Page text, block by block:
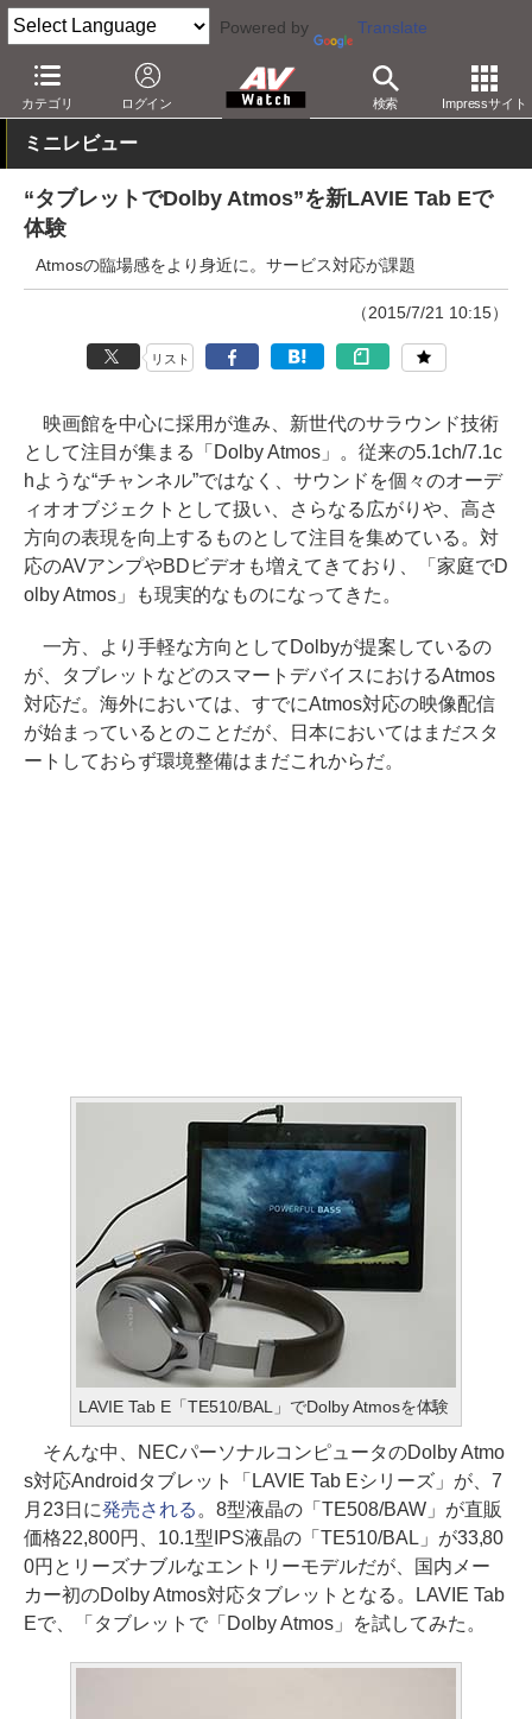
Powered by Translate
カテゴリ ログイン 検索 Impressサイト
AV Watch 動向 技術・デバイス
ミニレビュー
“タブレットでDolby Atmos”を新LAVIE Tab Eで
体験
Atmosの臨場感をより身近に。サービス対応が課題
（2015/7/21 10:15）
リスト
映画館を中心に採用が進み、新世代のサラウンド技術
として注目が集まる「Dolby Atmos」。従来の5.1ch/7.1c
hような“チャンネル”ではなく、サウンドを個々のオーデ
ィオオブジェクトとして扱い、さらなる広がりや、高さ
方向の表現を向上するものとして注目を集めている。対
応のAVアンプやBDビデオも増えてきており、「家庭でD
olby Atmos」も現実的なものになってきた。
一方、より手軽な方向としてDolbyが提案しているの
が、タブレットなどのスマートデバイスにおけるAtmos
対応だ。海外においては、すでにAtmos対応の映像配信
が始まっているとのことだが、日本においてはまだスタ
ートしておらず環境整備はまだこれからだ。
LAVIE Tab E「TE510/BAL」でDolby Atmosを体験
そんな中、NECパーソナルコンピュータのDolby Atmo
s対応Androidタブレット「LAVIE Tab Eシリーズ」が、7
月23日に発売される 。8型液晶の「TE508/BAW」が直販
価格22,800円、10.1型IPS液晶の「TE510/BAL」が33,80
0円とリーズナブルなエントリーモデルだが、国内メー
カー初のDolby Atmos対応タブレットとなる。LAVIE Tab
Eで、「タブレットで「Dolby Atmos」を試してみた。